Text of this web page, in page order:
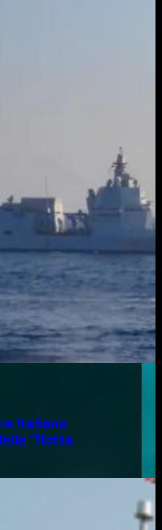
italiana
“flotta